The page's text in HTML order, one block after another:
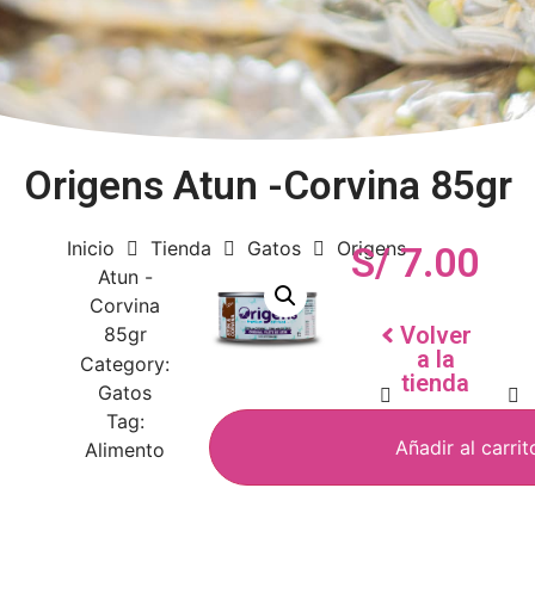
Origens Atun -Corvina 85gr
Inicio Tienda Gatos
Origens
Atun -
Corvina
85gr
Category:
Gatos
Tag:
Alimento
Añadir al
S/7.00
Volver
a la
tienda